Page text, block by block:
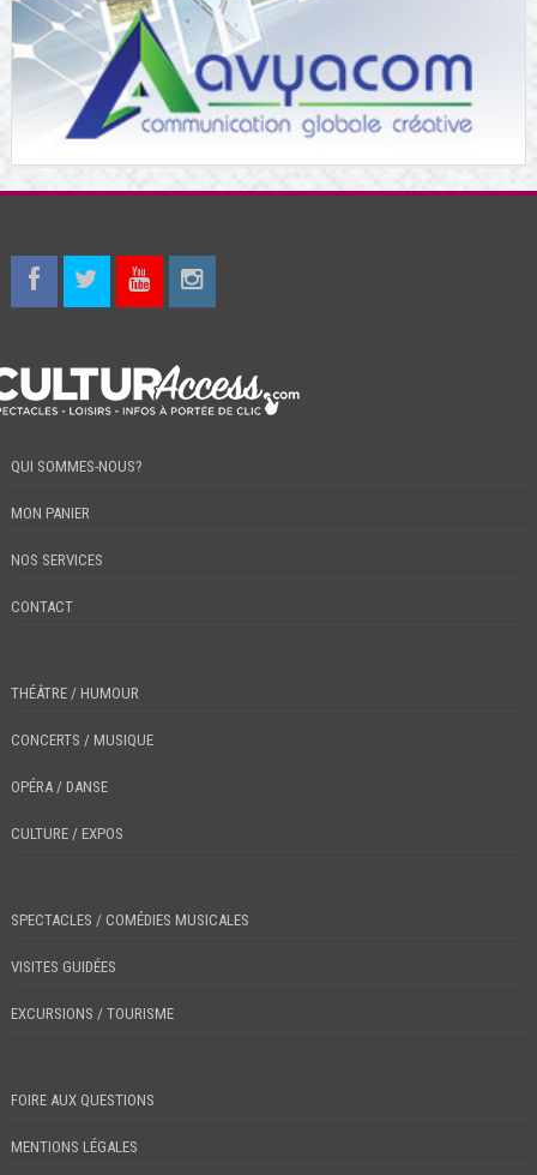
QUI SOMMES-NOUS?
MON PANIER
NOS SERVICES
CONTACT
THÉÂTRE / HUMOUR
CONCERTS / MUSIQUE
OPÉRA / DANSE
CULTURE / EXPOS
SPECTACLES / COMÉDIES MUSICALES
VISITES GUIDÉES
EXCURSIONS / TOURISME
FOIRE AUX QUESTIONS
MENTIONS LÉGALES